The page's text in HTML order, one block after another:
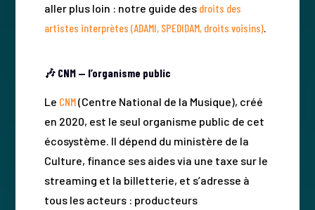
aller plus loin : notre guide des droits des
artistes interprètes (ADAMI, SPEDIDAM, droits voisins).
🎶 CNM — l’organisme public
Le CNM(Centre National de la Musique), créé
en 2020, est le seul organisme public de cet
écosystème. Il dépend du ministère de la
Culture, finance ses aides via une taxe sur le
streaming et la billetterie, et s’adresse à
tous les acteurs : producteurs